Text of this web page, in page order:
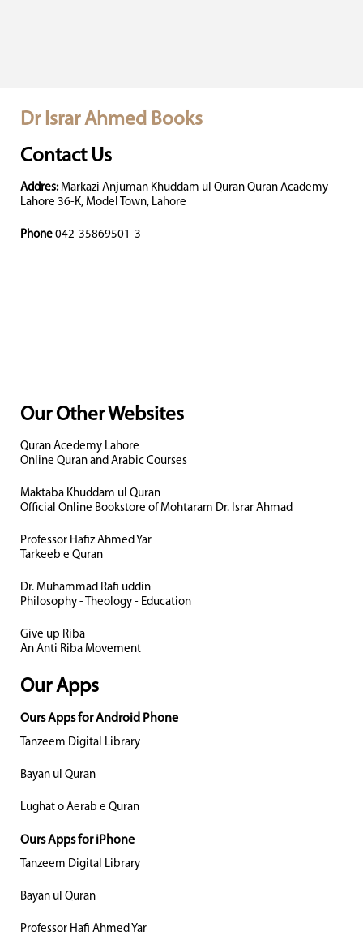
Dr Israr Ahmed Books
Contact Us
Addres: Markazi Anjuman Khuddam ul Quran Quran Academy
Lahore 36-K, Model Town, Lahore
Phone 042-35869501-3
Our Other Websites
Quran Acedemy Lahore
Online Quran and Arabic Courses
Maktaba Khuddam ul Quran
Official Online Bookstore of Mohtaram Dr. Israr Ahmad
Professor Hafiz Ahmed Yar
Tarkeeb e Quran
Dr. Muhammad Rafi uddin
Philosophy - Theology - Education
Give up Riba
An Anti Riba Movement
Our Apps
Ours Apps for Android Phone
Tanzeem Digital Library
Bayan ul Quran
Lughat o Aerab e Quran
Ours Apps for iPhone
Tanzeem Digital Library
Bayan ul Quran
Professor Hafi Ahmed Yar